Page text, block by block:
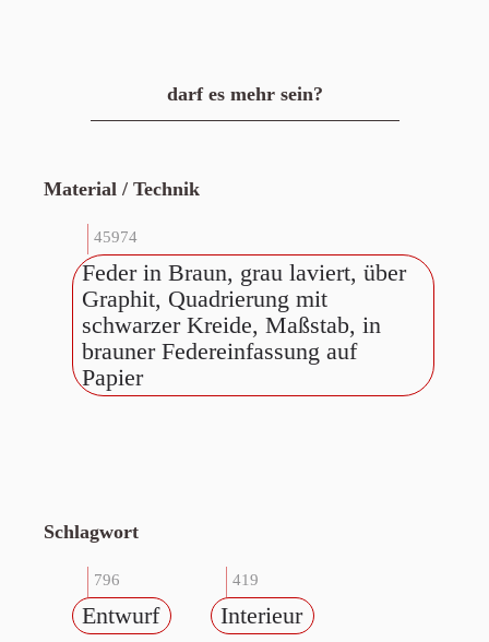
darf es mehr sein?
Material / Technik
45974
Feder in Braun, grau laviert, über
Graphit, Quadrierung mit
schwarzer Kreide, Maßstab, in
brauner Federeinfassung auf
Papier
Schlagwort
796
Entwurf
419
Interieur